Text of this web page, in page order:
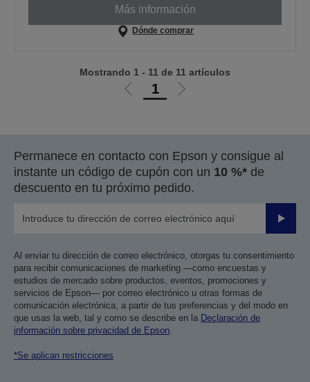
Más información
Dónde comprar
Ir
anterior
1
Ir
siguiente
Mostrando 1 - 11 de 11 artículos
Permanece en contacto con Epson y consigue al
instante un código de cupón con un 10 %* de
descuento en tu próximo pedido.
Enviar
Al enviar tu dirección de correo electrónico, otorgas tu consentimiento
para recibir comunicaciones de marketing —como encuestas y
estudios de mercado sobre productos, eventos, promociones y
servicios de Epson— por correo electrónico u otras formas de
comunicación electrónica, a partir de tus preferencias y del modo en
que usas la web, tal y como se describe en la Declaración de
información sobre privacidad de Epson.
*Se aplican restricciones